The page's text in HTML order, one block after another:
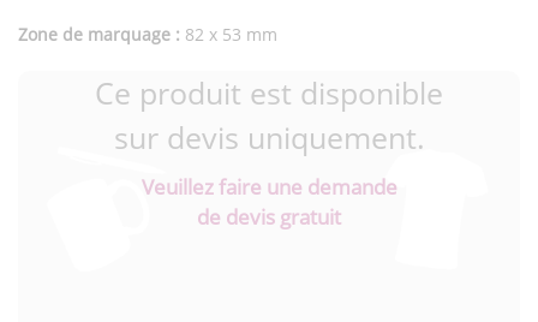
Zone de marquage : 82 x 53 mm
Ce produit est disponible
sur devis uniquement.
Veuillez faire une demande
de devis gratuit